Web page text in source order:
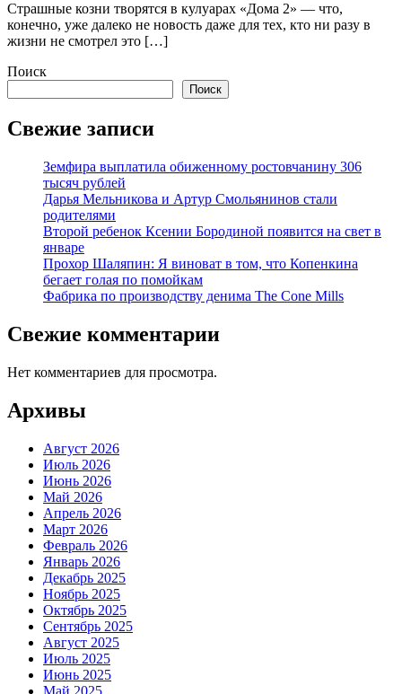
Страшные козни творятся в кулуарах «Дома 2» — что,
конечно, уже далеко не новость даже для тех, кто ни разу в
жизни не смотрел это […]
Поиск
Поиск
Свежие записи
Земфира выплатила обиженному ростовчанину 306
тысяч рублей
Дарья Мельникова и Артур Смольянинов стали
родителями
Второй ребенок Ксении Бородиной появится на свет в
январе
Прохор Шаляпин: Я виноват в том, что Копенкина
бегает голая по помойкам
Фабрика по производству денима The Cone Mills
Свежие комментарии
Нет комментариев для просмотра.
Архивы
Август 2026
Июль 2026
Июнь 2026
Май 2026
Апрель 2026
Март 2026
Февраль 2026
Январь 2026
Декабрь 2025
Ноябрь 2025
Октябрь 2025
Сентябрь 2025
Август 2025
Июль 2025
Июнь 2025
Май 2025